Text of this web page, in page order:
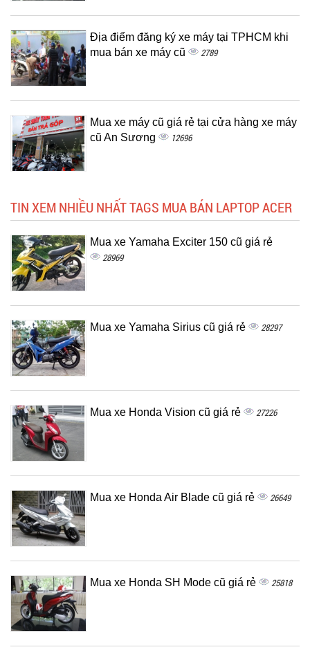
Địa điểm đăng ký xe máy tại TPHCM khi
mua bán xe máy cũ
2789
Mua xe máy cũ giá rẻ tại cửa hàng xe máy
cũ An Sương
12696
TIN XEM NHIỀU NHẤT TAGS MUA BÁN LAPTOP ACER
Mua xe Yamaha Exciter 150 cũ giá rẻ
28969
Mua xe Yamaha Sirius cũ giá rẻ 28297
Mua xe Honda Vision cũ giá rẻ 27226
Mua xe Honda Air Blade cũ giá rẻ 26649
Mua xe Honda SH Mode cũ giá rẻ 25818